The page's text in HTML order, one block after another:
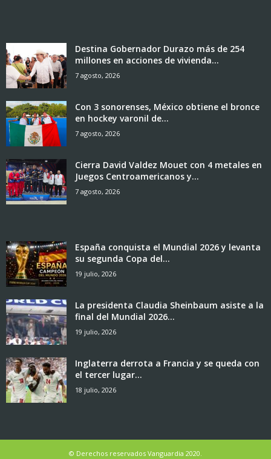
Destina Gobernador Durazo más de 254
millones en acciones de vivienda...
7 agosto, 2026
Con 3 sonorenses, México obtiene el bronce
en hockey varonil de...
7 agosto, 2026
Cierra David Valdez Mouet con 4 metales en
Juegos Centroamericanos y...
7 agosto, 2026
España conquista el Mundial 2026 y levanta
su segunda Copa del...
19 julio, 2026
La presidenta Claudia Sheinbaum asiste a la
final del Mundial 2026...
19 julio, 2026
Inglaterra derrota a Francia y se queda con
el tercer lugar...
18 julio, 2026
© Derechos reservados Vanguardia 2020.